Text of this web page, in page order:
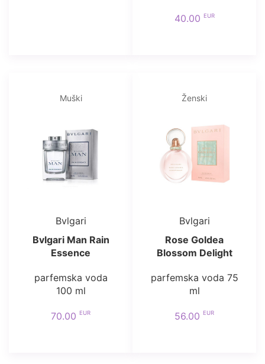
40.00 EUR
Muški
Bvlgari
Bvlgari Man Rain
Essence
parfemska voda
100 ml
70.00 EUR
Ženski
Bvlgari
Rose Goldea
Blossom Delight
parfemska voda 75
ml
56.00 EUR